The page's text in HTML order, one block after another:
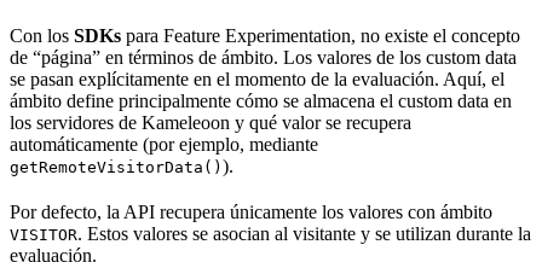
Con los SDKs para Feature Experimentation, no existe el concepto
de “página” en términos de ámbito. Los valores de los custom data
se pasan explícitamente en el momento de la evaluación. Aquí, el
ámbito define principalmente cómo se almacena el custom data en
los servidores de Kameleoon y qué valor se recupera
automáticamente (por ejemplo, mediante
getRemoteVisitorData() ).
Por defecto, la API recupera únicamente los valores con ámbito
VISITOR. Estos valores se asocian al visitante y se utilizan durante la
evaluación.